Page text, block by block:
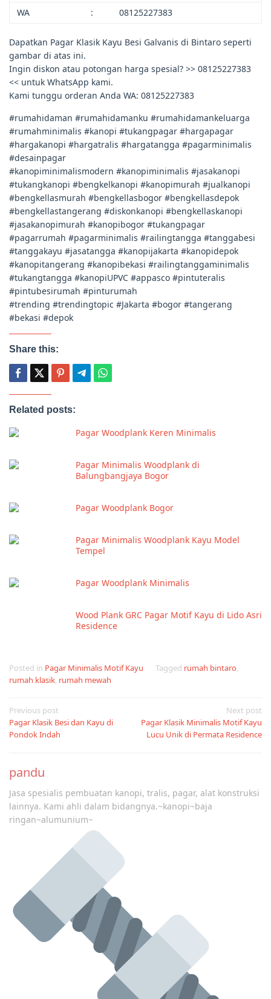
WA
: 08125227383
Dapatkan Pagar Klasik Kayu Besi Galvanis di Bintaro seperti
gambar di atas ini.
Ingin diskon atau potongan harga spesial? >> 08125227383
<< untuk WhatsApp kami.
Kami tunggu orderan Anda WA: 08125227383
#rumahidaman #rumahidamanku #rumahidamankeluarga
#rumahminimalis #kanopi #tukangpagar #hargapagar
#hargakanopi #hargatralis #hargatangga #pagarminimalis
#desainpagar
#kanopiminimalismodern #kanopiminimalis #jasakanopi
#tukangkanopi #bengkelkanopi #kanopimurah #jualkanopi
#bengkellasmurah #bengkellasbogor #bengkellasdepok
#bengkellastangerang #diskonkanopi #bengkellaskanopi
#jasakanopimurah #kanopibogor #tukangpagar
#pagarrumah #pagarminimalis #railingtangga #tanggabesi
#tanggakayu #jasatangga #kanopijakarta #kanopidepok
#kanopitangerang #kanopibekasi #railingtanggaminimalis
#tukangtangga #kanopiUPVC #appasco #pintuteralis
#pintubesirumah #pinturumah
#trending #trendingtopic #Jakarta #bogor #tangerang
#bekasi #depok
Share this:
Related posts:
Pagar Woodplank Keren Minimalis
Pagar Minimalis Woodplank di
Balungbangjaya Bogor
Pagar Woodplank Bogor
Pagar Minimalis Woodplank Kayu Model
Tempel
Pagar Woodplank Minimalis
Wood Plank GRC Pagar Motif Kayu di Lido Asri
Residence
Posted in Pagar Minimalis Motif Kayu Tagged rumah bintaro,
rumah klasik, rumah mewah
Post
navigation
Previous post
Pagar Klasik Besi dan Kayu di
Pondok Indah
Next post
Pagar Klasik Minimalis Motif Kayu
Lucu Unik di Permata Residence
pandu
Jasa spesialis pembuatan kanopi, tralis, pagar, alat konstruksi
lainnya. Kami ahli dalam bidangnya.~kanopi~baja
ringan~alumunium~